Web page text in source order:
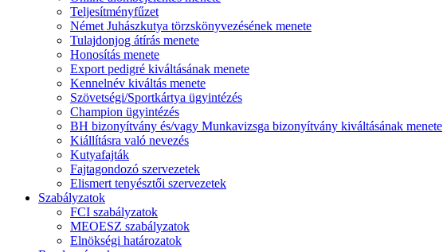
Teljesítményfűzet
Német Juhászkutya törzskönyvezésének menete
Tulajdonjog átírás menete
Honosítás menete
Export pedigré kiváltásának menete
Kennelnév kiváltás menete
Szövetségi/Sportkártya ügyintézés
Champion ügyintézés
BH bizonyítvány és/vagy Munkavizsga bizonyítvány kiváltásának menete
Kiállításra való nevezés
Kutyafajták
Fajtagondozó szervezetek
Elismert tenyésztői szervezetek
Szabályzatok
FCI szabályzatok
MEOESZ szabályzatok
Elnökségi határozatok